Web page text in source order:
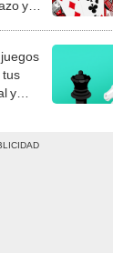
y
tus
y